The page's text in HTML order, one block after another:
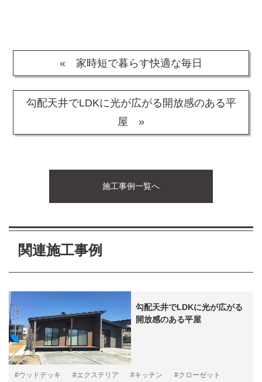
« 家時短で暮らす快適な毎日
勾配天井でLDKに光が広がる開放感のある平
屋 »
施工事例一覧へ
関連施工事例
勾配天井でLDKに光が広がる
開放感のある平屋
#ウッドデッキ #エクステリア #キッチン
#クローゼット